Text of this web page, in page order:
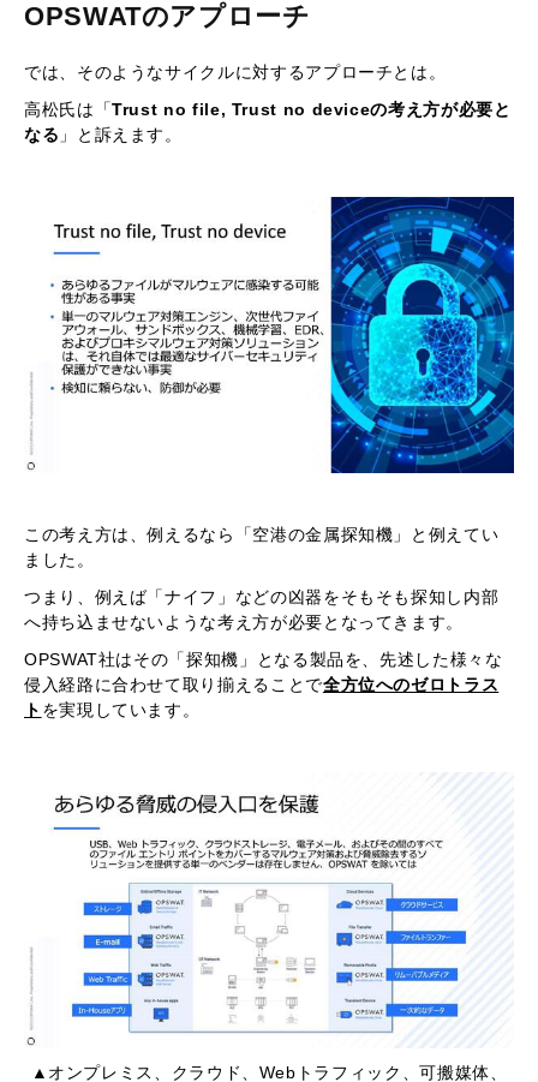
OPSWATのアプローチ
では、そのようなサイクルに対するアプローチとは。
高松氏は「Trust no file, Trust no deviceの考え方が必要と
なる 」と訴えます。
この考え方は、例えるなら「空港の金属探知機」と例えてい
ました。
つまり、例えば「ナイフ」などの凶器をそもそも探知し内部
へ持ち込ませないような考え方が必要となってきます。
OPSWAT社はその「探知機」となる製品を、先述した様々な
侵入経路に合わせて取り揃えることで全方位へのゼロトラス
ト を実現しています。
▲オンプレミス、クラウド、Webトラフィック、可搬媒体、